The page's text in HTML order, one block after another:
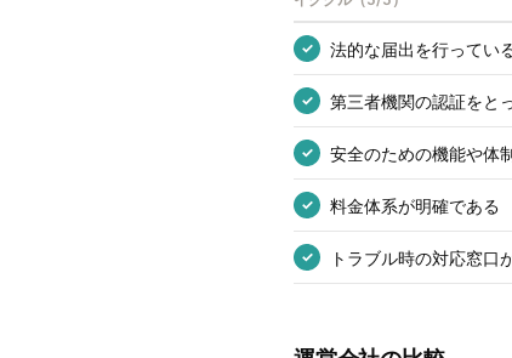
✓ 法的な届出を行ってい
✓ 第三者機関の認証をと
✓ 安全のための機能や体
✓ 料金体系が明確である
✓ トラブル時の対応窓口